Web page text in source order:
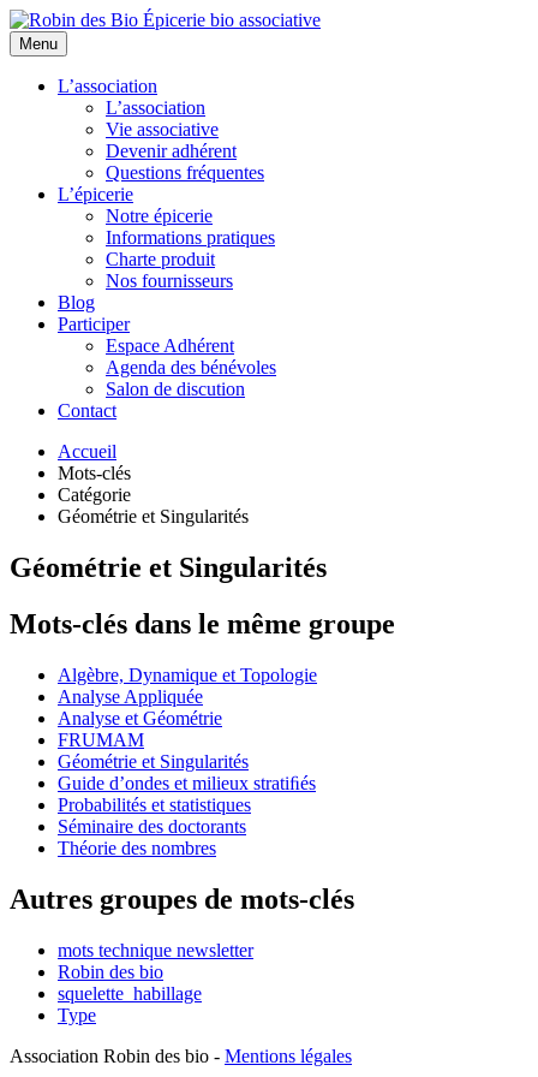
Menu
L’association
L’association
Vie associative
Devenir adhérent
Questions fréquentes
L’épicerie
Notre épicerie
Informations pratiques
Charte produit
Nos fournisseurs
Blog
Participer
Espace Adhérent
Agenda des bénévoles
Salon de discution
Contact
Accueil
Mots-clés
Catégorie
Géométrie et Singularités
Géométrie et Singularités
Mots-clés dans le même groupe
Algèbre, Dynamique et Topologie
Analyse Appliquée
Analyse et Géométrie
FRUMAM
Géométrie et Singularités
Guide d’ondes et milieux stratiﬁés
Probabilités et statistiques
Séminaire des doctorants
Théorie des nombres
Autres groupes de mots-clés
mots technique newsletter
Robin des bio
squelette_habillage
Type
Association Robin des bio - Mentions légales